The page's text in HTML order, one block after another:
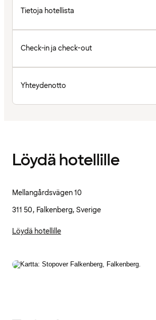
Tietoja hotellista
Check-in ja check-out
Yhteydenotto
Löydä hotellille
Mellangårdsvägen 10
311 50, Falkenberg, Sverige
Löydä hotellille